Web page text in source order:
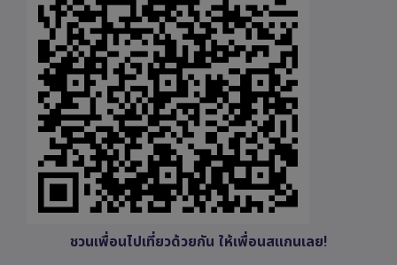
ชวนเพื่อนไปเที่ยวด้วยกัน ให้เพื่อนสแกนเลย!